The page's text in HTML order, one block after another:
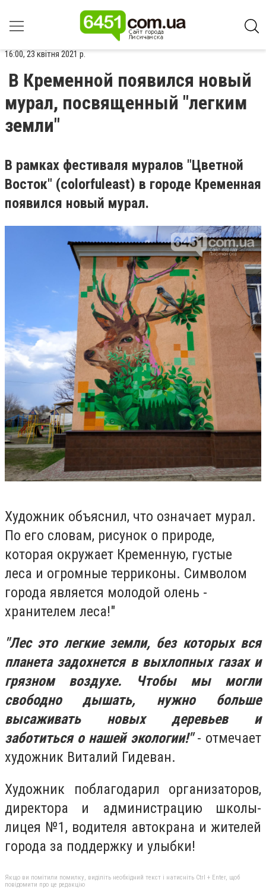
16:00, 23 квітня 2021 р.
В Кременной появился новый
мурал, посвященный "легким
земли"
В рамках фестиваля муралов "Цветной
Восток" (colorfuleast) в городе Кременная
появился новый мурал.
Художник объяснил, что означает мурал.
По его словам, рисунок о природе,
которая окружает Кременную, густые
леса и огромные терриконы. Символом
города является молодой олень -
хранителем леса!"
"Лес это легкие земли, без которых вся
планета задохнется в выхлопных газах и
грязном воздухе. Чтобы мы могли
свободно дышать, нужно больше
высаживать новых деревьев и
заботиться о нашей экологии!"- отмечает
художник Виталий Гидеван.
Художник поблагодарил организаторов,
директора и администрацию школы-
лицея №1, водителя автокрана и жителей
города за поддержку и улыбки!
Якщо ви помітили помилку, виділіть необхідний текст і натисніть Ctrl + Enter, щоб
повідомити про це редакцію